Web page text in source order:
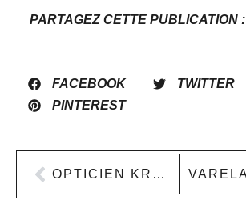
PARTAGEZ CETTE PUBLICATION :
FACEBOOK
TWITTER
PINTEREST
OPTICIEN KRYS BOURGES